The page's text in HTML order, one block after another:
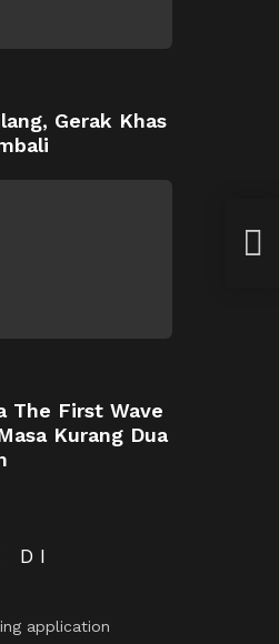
–
Gerak Khas
The First Wave
Kurang Dua
DI
application